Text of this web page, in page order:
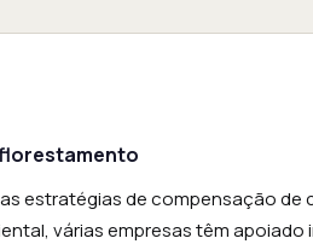
estratégias de compensação de
várias empresas têm apoiado